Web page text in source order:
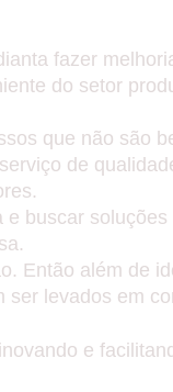
fazer
do setor
que não são
de
buscar
Então além de
levados em
e